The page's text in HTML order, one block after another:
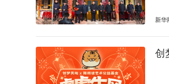
新华
创